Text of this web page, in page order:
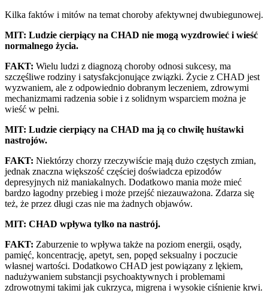
Kilka faktów i mitów na temat choroby afektywnej dwubiegunowej.
MIT: Ludzie cierpiący na CHAD nie mogą wyzdrowieć i wieść
normalnego życia.
FAKT: Wielu ludzi z diagnozą choroby odnosi sukcesy, ma
szczęśliwe rodziny i satysfakcjonujące związki. Życie z CHAD jest
wyzwaniem, ale z odpowiednio dobranym leczeniem, zdrowymi
mechanizmami radzenia sobie i z solidnym wsparciem można je
wieść w pełni.
MIT: Ludzie cierpiący na CHAD ma ją co chwilę huśtawki
nastrojów.
FAKT: Niektórzy chorzy rzeczywiście mają dużo częstych zmian,
jednak znaczna większość częściej doświadcza epizodów
depresyjnych niż maniakalnych. Dodatkowo mania może mieć
bardzo łagodny przebieg i może przejść niezauważona. Zdarza się
też, że przez długi czas nie ma żadnych objawów.
MIT: CHAD wpływa tylko na nastrój.
FAKT: Zaburzenie to wpływa także na poziom energii, osądy,
pamięć, koncentrację, apetyt, sen, popęd seksualny i poczucie
własnej wartości. Dodatkowo CHAD jest powiązany z lękiem,
nadużywaniem substancji psychoaktywnych i problemami
zdrowotnymi takimi jak cukrzyca, migrena i wysokie ciśnienie krwi.